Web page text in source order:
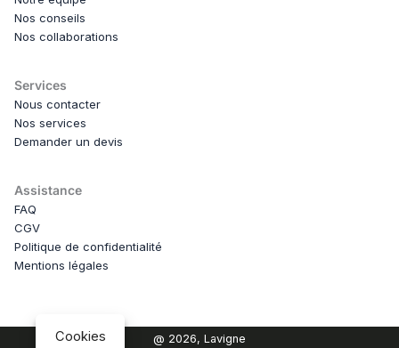
Nos conseils
Nos collaborations
Services
Nous contacter
Nos services
Demander un devis
Assistance
FAQ
CGV
Politique de confidentialité
Mentions légales
@ 2026, Lavigne
Cookies